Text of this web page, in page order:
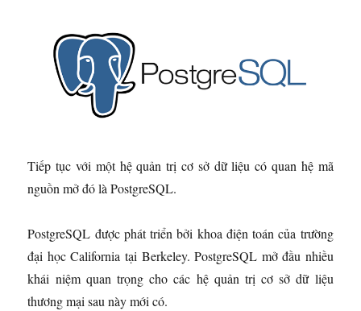
Tiếp tục với một hệ quản trị cơ sở dữ liệu có quan hệ mã
nguồn mở đó là PostgreSQL.
PostgreSQL được phát triển bởi khoa điện toán của trường
đại học California tại Berkeley. PostgreSQL mở đầu nhiều
khái niệm quan trọng cho các hệ quản trị cơ sở dữ liệu
thương mại sau này mới có.